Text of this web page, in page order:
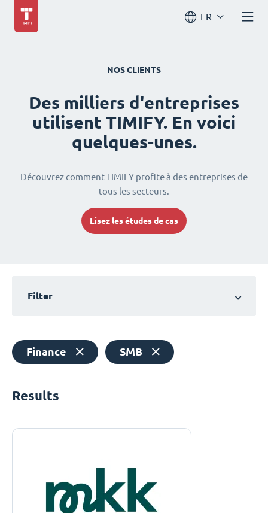
FR
NOS CLIENTS
Des milliers d'entreprises
utilisent TIMIFY. En voici
quelques-unes.
Découvrez comment TIMIFY profite à des entreprises de
tous les secteurs.
Lisez les études de cas
Filter
Finance SMB
Results